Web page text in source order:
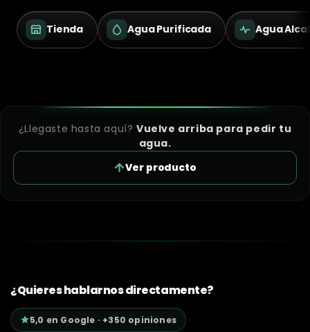
Tienda Agua Purificada Agua
¿Llegaste hasta aquí? Vuelve arriba para pedir tu
agua.
Ver producto
¿Quieres hablarnos directamente?
5,0 en Google · +350 opiniones